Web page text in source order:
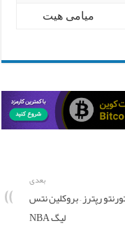
میامی هیت
بعدی
رپترز – بروکلین نتس
لیگ NBA